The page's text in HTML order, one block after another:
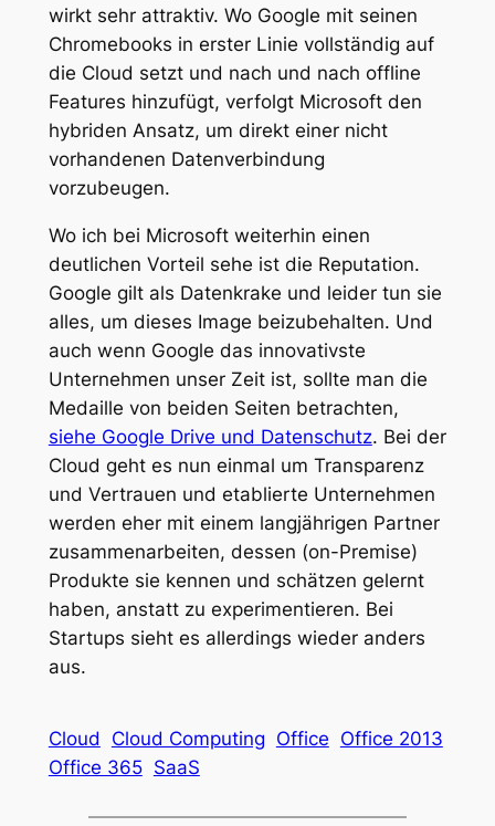
wirkt sehr attraktiv. Wo Google mit seinen
Chromebooks in erster Linie vollständig auf
die Cloud setzt und nach und nach offline
Features hinzufügt, verfolgt Microsoft den
hybriden Ansatz, um direkt einer nicht
vorhandenen Datenverbindung
vorzubeugen.
Wo ich bei Microsoft weiterhin einen
deutlichen Vorteil sehe ist die Reputation.
Google gilt als Datenkrake und leider tun sie
alles, um dieses Image beizubehalten. Und
auch wenn Google das innovativste
Unternehmen unser Zeit ist, sollte man die
Medaille von beiden Seiten betrachten,
siehe Google Drive und Datenschutz. Bei der
Cloud geht es nun einmal um Transparenz
und Vertrauen und etablierte Unternehmen
werden eher mit einem langjährigen Partner
zusammenarbeiten, dessen (on-Premise)
Produkte sie kennen und schätzen gelernt
haben, anstatt zu experimentieren. Bei
Startups sieht es allerdings wieder anders
aus.
Cloud Cloud Computing Office Office 2013
Office 365 SaaS